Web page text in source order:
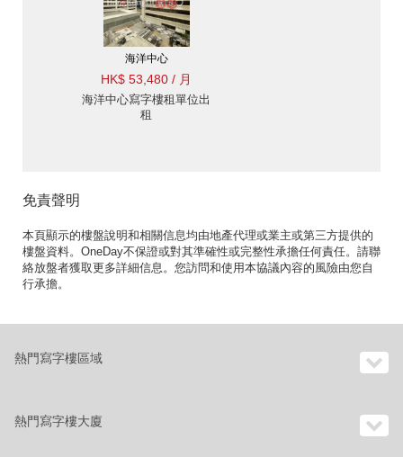
海洋中心
HK$ 53,480 / 月
海洋中心寫字樓租單位出
租
免責聲明
本頁顯示的樓盤說明和相關信息均由地產代理或業主或第三方提供的
樓盤資料。OneDay不保證或對其準確性或完整性承擔任何責任。請聯
絡放盤者獲取更多詳細信息。您訪問和使用本協議內容的風險由您自
行承擔。
熱門寫字樓區域
熱門寫字樓大廈